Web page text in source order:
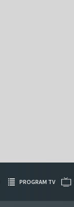
PROGRAM TV